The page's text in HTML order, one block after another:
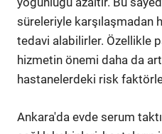
süreleriyle karşılaşmadan
tedavi alabilirler. Özellikle
hizmetin önemi daha da
hastanelerdeki risk
Ankara'da evde serum